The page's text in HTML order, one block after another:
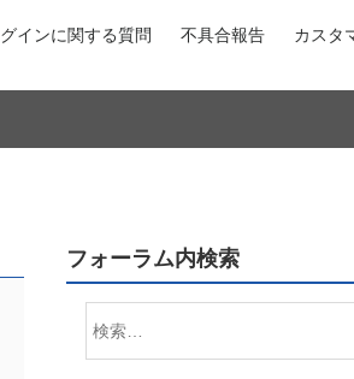
インに関する質問 不具合報告 カスタ
フォーラム内検索